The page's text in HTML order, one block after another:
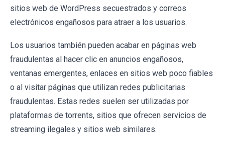
sitios web de WordPress secuestrados y correos
electrónicos engañosos para atraer a los usuarios.
Los usuarios también pueden acabar en páginas web
fraudulentas al hacer clic en anuncios engañosos,
ventanas emergentes, enlaces en sitios web poco fiables
o al visitar páginas que utilizan redes publicitarias
fraudulentas. Estas redes suelen ser utilizadas por
plataformas de torrents, sitios que ofrecen servicios de
streaming ilegales y sitios web similares.